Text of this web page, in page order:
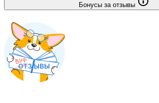
Бонусы за отзывы